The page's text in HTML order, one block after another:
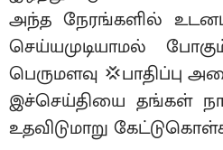
அந்த நேரங்களில்
செய்யமுடியாமல்
பெருமளவு 💢பாதிப்பு
இச்செய்தியை தங்கள்
உதவிடுமாறு